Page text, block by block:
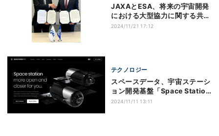
JAXAとESA、将来の宇宙開発
における大型協力に関する共同
声明に署名
2024/11/21 17:12
テクノロジー
スペースデータ、宇宙ステーシ
ョン開発基盤「Space Station
OS」を公開
2024/11/11 13:11